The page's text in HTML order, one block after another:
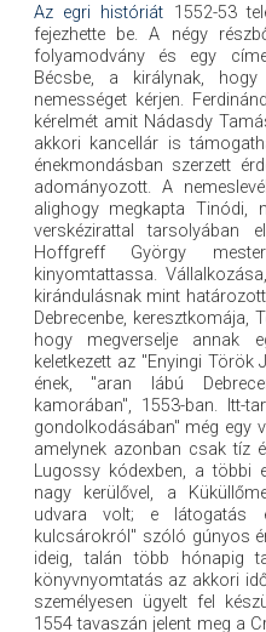
Az egri históriát 1552-53
fejezhette be. A négy
folyamodvány és egy
Bécsbe, a királynak,
nemességet kérjen.
kérelmét amit Nádasdy
akkori kancellár is
énekmondásban szerzett
adományozott. A
alighogy megkapta
verskézirattal tarsolyában
Hoffgreff György
kinyomtattassa.
kirándulásnak mint
Debrecenbe, keresztkomája,
hogy megverselje annak
keletkezett az "Enyingi
ének, "aran lábú
kamorában", 1553-ban. Itt-
gondolkodásában" még egy
amelynek azonban csak tíz
Lugossy kódexben, a többi
nagy kerülővel, a
udvara volt; e látogatás
kulcsárokról" szóló gúnyos
ideig, talán több hónapig
könyvnyomtatás az akkori
személyesen ügyelt fel
1554 tavaszán jelent meg a